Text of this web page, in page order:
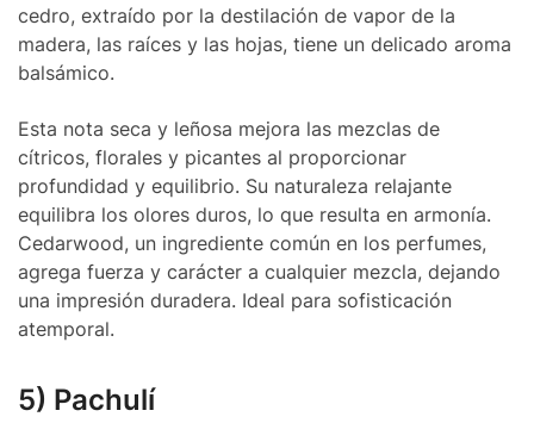
cedro, extraído por la destilación de vapor de la
madera, las raíces y las hojas, tiene un delicado aroma
balsámico.
Esta nota seca y leñosa mejora las mezclas de
cítricos, florales y picantes al proporcionar
profundidad y equilibrio. Su naturaleza relajante
equilibra los olores duros, lo que resulta en armonía.
Cedarwood, un ingrediente común en los perfumes,
agrega fuerza y ​​carácter a cualquier mezcla, dejando
una impresión duradera. Ideal para sofisticación
atemporal.
5) Pachulí